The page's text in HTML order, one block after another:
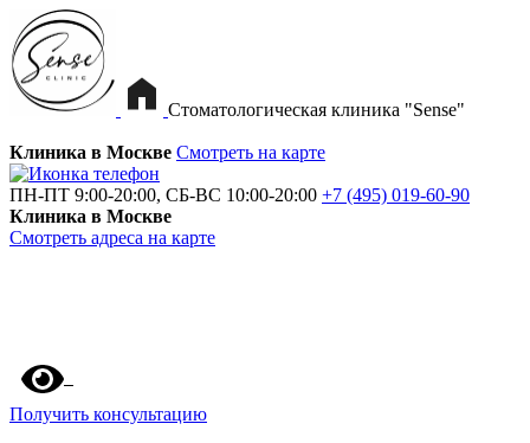
Стоматологическая клиника "Sense"
Клиника в Москве Смотреть на карте
ПН-ПТ 9:00-20:00, СБ-ВС 10:00-20:00 +7 (495) 019-60-90
Клиника в Москве
Смотреть адреса на карте
Получить консультацию